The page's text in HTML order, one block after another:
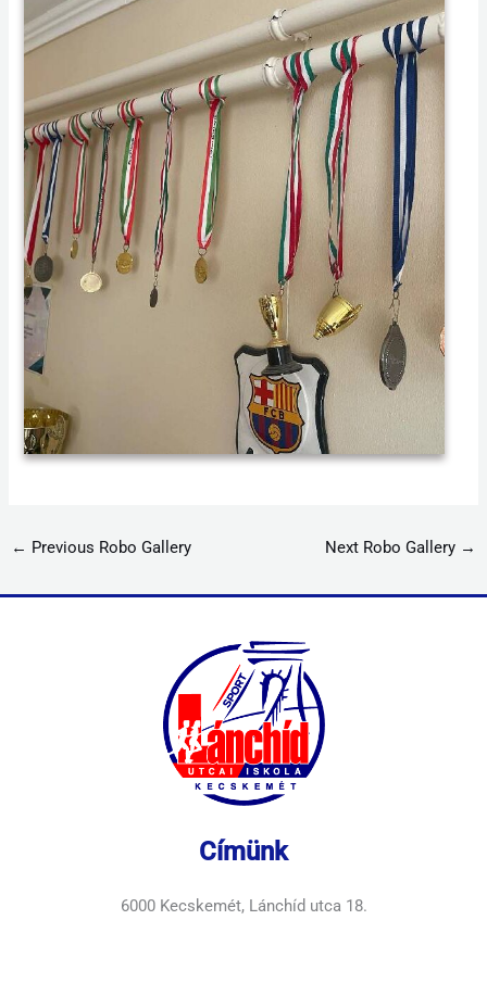
← Previous Robo Gallery Next Robo Gallery →
Címünk
6000 Kecskemét, Lánchíd utca 18.